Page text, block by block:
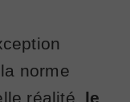
norme
réalité, le